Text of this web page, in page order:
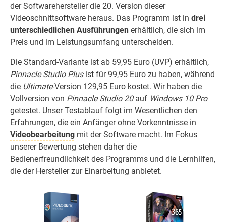
der Softwarehersteller die 20. Version dieser
Videoschnittsoftware heraus. Das Programm ist in drei
unterschiedlichen Ausführungen erhältlich, die sich im
Preis und im Leistungsumfang unterscheiden.
Die Standard-Variante ist ab 59,95 Euro (UVP) erhältlich,
Pinnacle Studio Plusist für 99,95 Euro zu haben, während
die Ultimate-Version 129,95 Euro kostet. Wir haben die
Vollversion von Pinnacle Studio 20auf Windows 10 Pro
getestet. Unser Testablauf folgt im Wesentlichen den
Erfahrungen, die ein Anfänger ohne Vorkenntnisse in
Videobearbeitung mit der Software macht. Im Fokus
unserer Bewertung stehen daher die
Bedienerfreundlichkeit des Programms und die Lernhilfen,
die der Hersteller zur Einarbeitung anbietet.